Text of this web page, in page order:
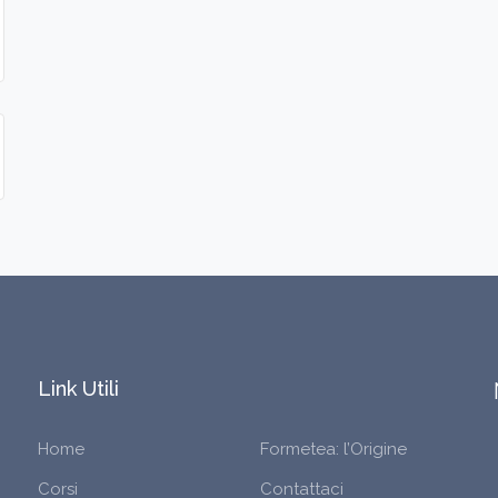
Link Utili
Home
Formetea: l’Origine
Corsi
Contattaci